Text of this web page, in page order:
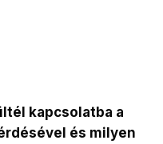
kapcsolatba a
és milyen